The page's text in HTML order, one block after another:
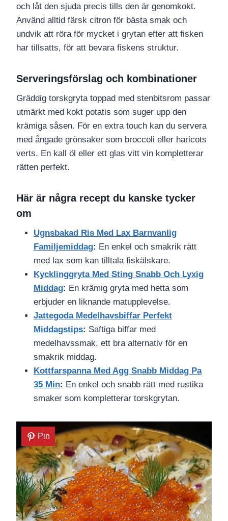
och låt den sjuda precis tills den är genomkokt.
Använd alltid färsk citron för bästa smak och
undvik att röra för mycket i grytan efter att fisken
har tillsatts, för att bevara fiskens struktur.
Serveringsförslag och kombinationer
Gräddig torskgryta toppad med stenbitsrom passar
utmärkt med kokt potatis som suger upp den
krämiga såsen. För en extra touch kan du servera
med ångade grönsaker som broccoli eller haricots
verts. En kall öl eller ett glas vitt vin kompletterar
rätten perfekt.
Här är några recept du kanske tycker
om
Ugnsbakad Ris Med Lax Barnvanlig
Familjemiddag: En enkel och smakrik rätt
med lax som kan tilltala fiskälskare.
Kycklinggryta Med Sting Snabb Och Lyxig
Middag: En krämig gryta med hetta som
erbjuder en liknande matupplevelse.
Jattegoda Medelhavsbiffar Perfekt
Middagstips: Saftiga biffar med
medelhavssmak, ett bra alternativ för en
smakrik middag.
Kottfarspanna Med Agg Snabb Middag Pa
35 Min: En enkel och snabb rätt med rustika
smaker som kompletterar torskgrytan.
Pin